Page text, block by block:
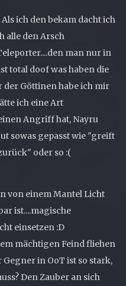
ich den bekam dacht ich
alle den Arsch
man nur in
total doof was haben die
der Göttinen habe ich mir
ich eine Art
Angriff hat, Nayru
sowas gepasst wie "greift
oder so :(
von einem Mantel Licht
ist....magische
einsetzen :D
mächtigen Feind fliehen
Gegner in OoT ist so stark,
Den Zauber an sich